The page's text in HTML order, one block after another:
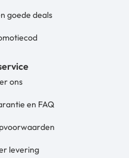
goede deals
ons
en FAQ
levering